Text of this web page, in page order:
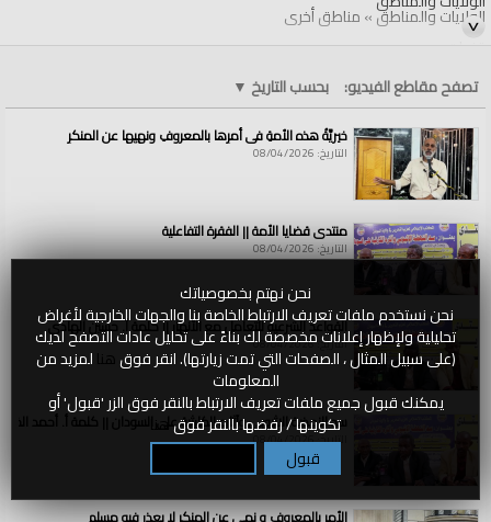
نحن نهتم بخصوصياتك
نحن نستخدم ملفات تعريف الارتباط الخاصة بنا والجهات الخارجية لأغراض
تحليلية ولإظهار إعلانات مخصصة لك بناءً على تحليل عادات التصفح لديك
(على سبيل المثال ، الصفحات التي تمت زيارتها). انقر فوق لمزيد من
المعلومات
يمكنك قبول جميع ملفات تعريف الارتباط بالنقر فوق الزر 'قبول' أو
تكوينها / رفضها بالنقر فوق
قبول
الولايات والمناطق»مناطق أخرى
قنوات:
تصفح مقاطع الفيديو: بحسب التاريخ ▼
خيريَّةُ هذه الأمةِ في أمرِها بالمعروفِ ونهيِها عن المنكرِ
التاريخ: 08/04/2026
منتدى قضايا الأمة || الفقرة التفاعلية
التاريخ: 08/04/2026
القواعد الشرعية للتعامل مع الأنهار || كلمة أ. حسين الهادي
التاريخ: 08/04/2026
سد النهضة الاثيوبي وآثاره الكارثية على السودان || كلمة أ. أحمد
التاريخ: 08/04/2026